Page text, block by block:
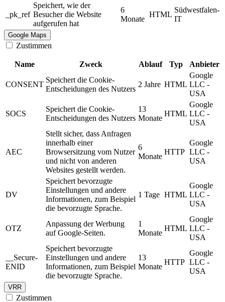
_pk_ref
Speichert, wie der
Besucher die Website
aufgerufen hat
6
Monate
HTML
Südwestfalen-
IT
Google Maps
Zustimmen
Name Zweck Ablauf Typ Anbieter
CONSENT
Speichert die Cookie-
Entscheidungen des Nutzers
2 Jahre HTML
Google
LLC -
USA
SOCS
Speichert die Cookie-
Entscheidungen des Nutzers
13
Monate
HTML
Google
LLC -
USA
AEC
Stellt sicher, dass Anfragen
innerhalb einer
Browsersitzung vom Nutzer
und nicht von anderen
Websites gestellt werden.
6
Monate
HTTP
Google
LLC -
USA
DV
Speichert bevorzugte
Einstellungen und andere
Informationen, zum Beispiel
die bevorzugte Sprache.
1 Tage HTML
Google
LLC -
USA
OTZ
Anpassung der Werbung
auf Google-Seiten.
1
Monate
HTML
Google
LLC -
USA
__Secure-
ENID
Speichert bevorzugte
Einstellungen und andere
Informationen, zum Beispiel
die bevorzugte Sprache.
13
Monate
HTTP
Google
LLC -
USA
VRR
Zustimmen